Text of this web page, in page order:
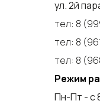
ул. 2й
тел: 8
тел: 8
тел: 8
Режим
Пн-Пт - с